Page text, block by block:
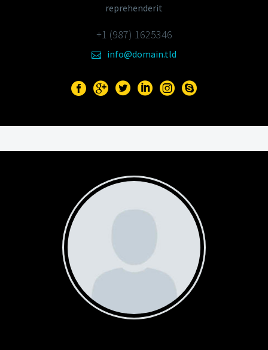
reprehenderit
+1 (987) 1625346
info@domain.tld